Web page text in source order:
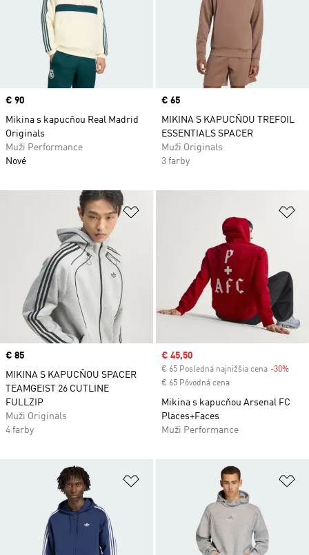
Price
€ 90
Mikina s kapucňou Real Madrid
Originals
Muži Performance
Nové
Price
€ 65
MIKINA S KAPUCŇOU TREFOIL
ESSENTIALS SPACER
Muži Originals
3 farby
Pridať do zoznamu želaných
Price
€ 85
MIKINA S KAPUCŇOU SPACER
TEAMGEIST 26 CUTLINE
FULLZIP
Muži Originals
4 farby
Sale price
€ 45,50
€ 65 Posledná najnižšia cena -30%
€ 65 Pôvodná cena
Mikina s kapucňou Arsenal FC
Places+Faces
Muži Performance
Pridať do zoznamu želaných